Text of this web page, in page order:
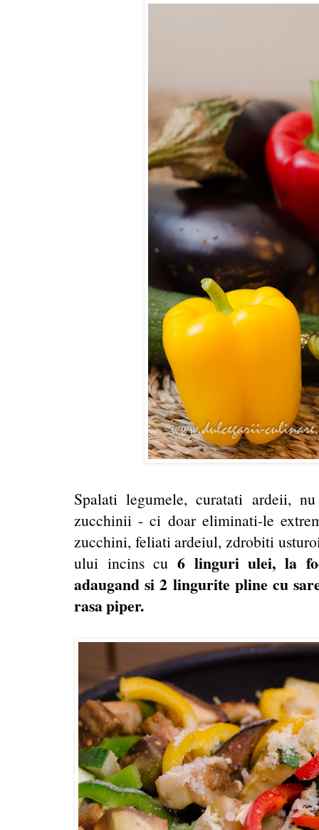
Spalati legumele, curatati ardeii,
zucchinii - ci doar eliminati-le
zucchini, feliati ardeiul, zdrobiti
ului incins cu 6 linguri ulei, la
adaugand si 2 lingurite pline cu
rasa piper.